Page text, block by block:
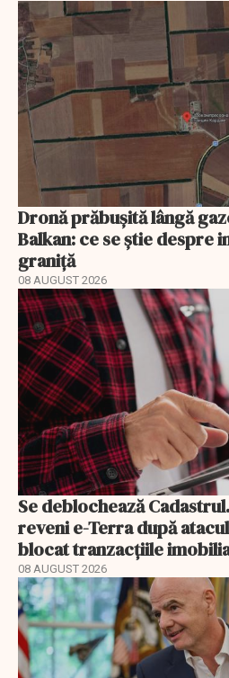
Dronă prăbușită lângă
Balkan: ce se știe despre
graniță
08 AUGUST 2026
Se deblochează
reveni e-Terra după
blocat tranzacțiile
08 AUGUST 2026